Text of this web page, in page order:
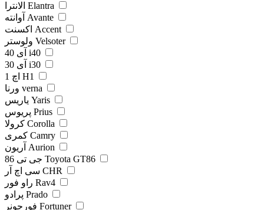
الانترا Elantra
آوانته Avante
اکسنت Accent
ولوستر Velsoter
آی 40 i40
آی 30 i30
اچ 1 H1
ورنا verna
یاریس Yaris
پریوس Prius
کرولا Corolla
کمری Camry
آریون Aurion
جی تی 86 Toyota GT86
سی اچ آر CHR
راو فور Rav4
پرادو Prado
فورچونر Fortuner